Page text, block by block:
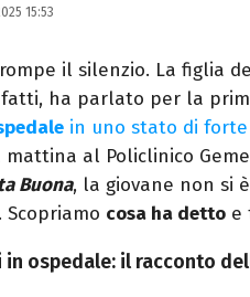
15:53
rompe il silenzio. La figlia
ha parlato per la
in uno stato di forte
al Policlinico
Buona, la giovane non si
Scopriamo cosa ha detto e
ospedale: il racconto